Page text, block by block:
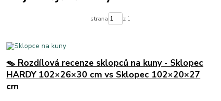
strana z 1
🪤 Rozdílová recenze sklopců na kuny - Sklopec
HARDY 102×26×30 cm vs Sklopec 102×20×27
cm